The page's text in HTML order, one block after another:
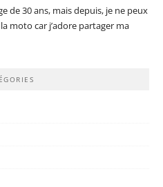
de 30 ans, mais depuis, je ne peux
la moto car j’adore partager ma